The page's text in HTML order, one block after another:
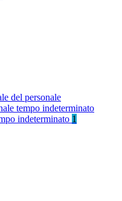
del personale
tempo indeterminato
indeterminato 1